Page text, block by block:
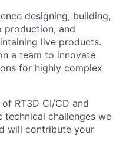
designing, building,
production, and
live products.
a team to innovate
for highly complex
RT3D CI/CD and
challenges we
will contribute your